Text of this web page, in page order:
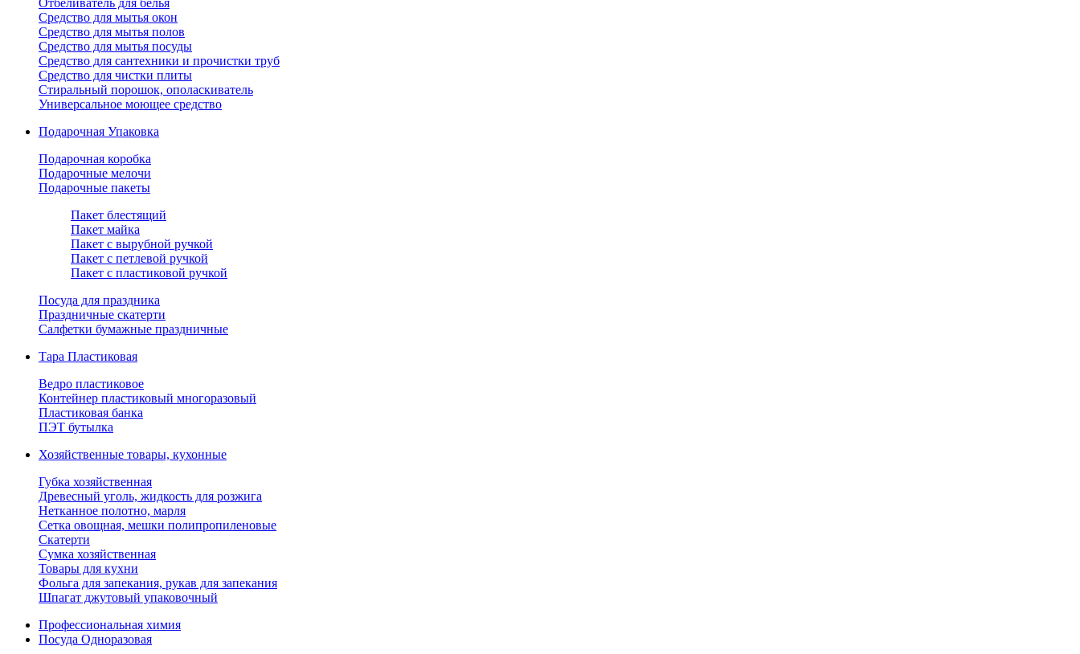
Отбеливатель для белья
Средство для мытья окон
Средство для мытья полов
Средство для мытья посуды
Средство для сантехники и прочистки труб
Средство для чистки плиты
Стиральный порошок, ополаскиватель
Универсальное моющее средство
Подарочная Упаковка
Подарочная коробка
Подарочные мелочи
Подарочные пакеты
Пакет блестящий
Пакет майка
Пакет с вырубной ручкой
Пакет с петлевой ручкой
Пакет с пластиковой ручкой
Посуда для праздника
Праздничные скатерти
Салфетки бумажные праздничные
Тара Пластиковая
Ведро пластиковое
Контейнер пластиковый многоразовый
Пластиковая банка
ПЭТ бутылка
Хозяйственные товары, кухонные
Губка хозяйственная
Древесный уголь, жидкость для розжига
Нетканное полотно, марля
Сетка овощная, мешки полипропиленовые
Скатерти
Сумка хозяйственная
Товары для кухни
Фольга для запекания, рукав для запекания
Шпагат джутовый упаковочный
Профессиональная химия
Посуда Одноразовая